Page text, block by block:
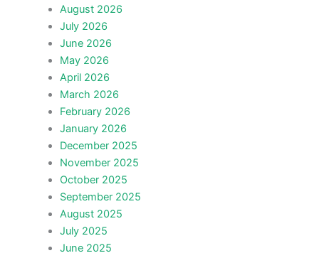
August 2026
July 2026
June 2026
May 2026
April 2026
March 2026
February 2026
January 2026
December 2025
November 2025
October 2025
September 2025
August 2025
July 2025
June 2025